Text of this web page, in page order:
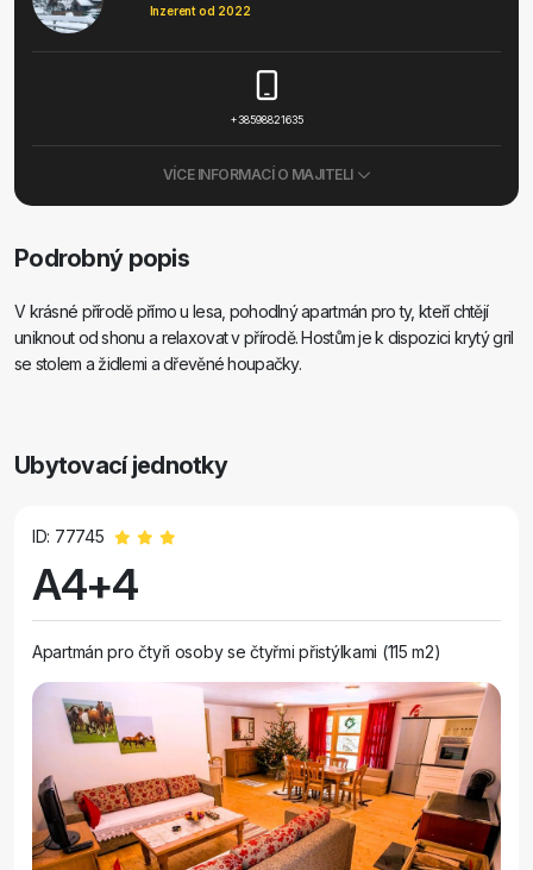
Inzerent od 2022
+38598821635
VÍCE INFORMACÍ O MAJITELI
Podrobný popis
V krásné přírodě přímo u lesa, pohodlný apartmán pro ty, kteří chtějí
uniknout od shonu a relaxovat v přírodě. Hostům je k dispozici krytý gril
se stolem a židlemi a dřevěné houpačky.
Ubytovací jednotky
ID: 77745
A4+4
Apartmán pro čtyři osoby se čtyřmi přistýlkami (115 m2)